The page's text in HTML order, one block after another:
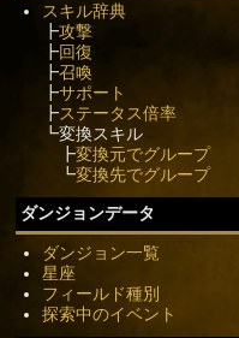
スキル辞典
┣攻撃
┣回復
┣召喚
┣サポート
┣ステータス倍率
┗変換スキル
┣変換元でグループ
┗変換先でグループ
ダンジョンデータ
ダンジョン一覧
星座
フィールド種別
探索中のイベント